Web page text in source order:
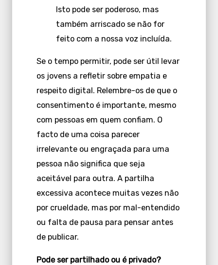
Isto pode ser poderoso, mas
também arriscado se não for
feito com a nossa voz incluída.
Se o tempo permitir, pode ser útil levar
os jovens a refletir sobre empatia e
respeito digital. Relembre-os de que o
consentimento é importante, mesmo
com pessoas em quem confiam. O
facto de uma coisa parecer
irrelevante ou engraçada para uma
pessoa não significa que seja
aceitável para outra. A partilha
excessiva acontece muitas vezes não
por crueldade, mas por mal-entendido
ou falta de pausa para pensar antes
de publicar.
Pode ser partilhado ou é privado?